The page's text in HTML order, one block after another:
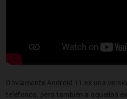
Obviamente Android 11 es una
teléfonos, pero también a aquellos